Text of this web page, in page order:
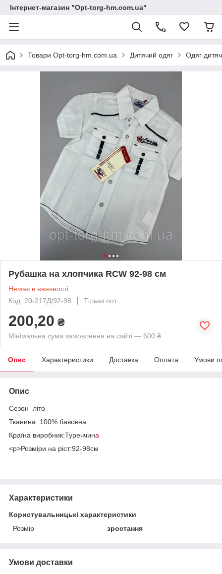
Інтернет-магазин "Opt-torg-hm.com.ua"
Товари Opt-torg-hm.com.ua Дитячий одяг Одяг
Рубашка на хлопчика RCW 92-98 см
Немає в наявності
Код: 20-217Д/92-98
Тільки опт
200,20 ₴
Мінімальна сума замовлення на сайті — 600 ₴
Опис Характеристики Доставка Оплата Умови
Опис
Сезон літо
Тканина: 100% бавовна
Країна виробник:Туреччина
<p>Розміри на ріст:92-98см
Характеристики
Користувальницькі характеристики
Розмір
зростання
Умови доставки